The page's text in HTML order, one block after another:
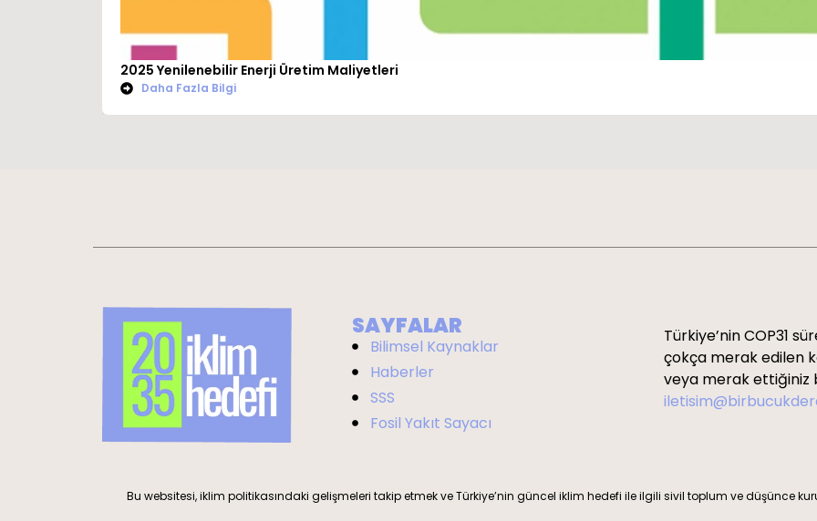
2025 Yenilenebilir Enerji Üretim Maliyetleri
Daha Fazla Bilgi
SAYFALAR
Bilimsel Kaynaklar
Haberler
SSS
Fosil Yakıt Sayacı
Türkiye’nin COP31
çokça merak edilen
veya merak ettiğiniz
Bu websitesi, iklim politikasındaki gelişmeleri takip etmek ve Türkiye’nin güncel iklim hedefi ile ilgili sivil toplum ve düşünce